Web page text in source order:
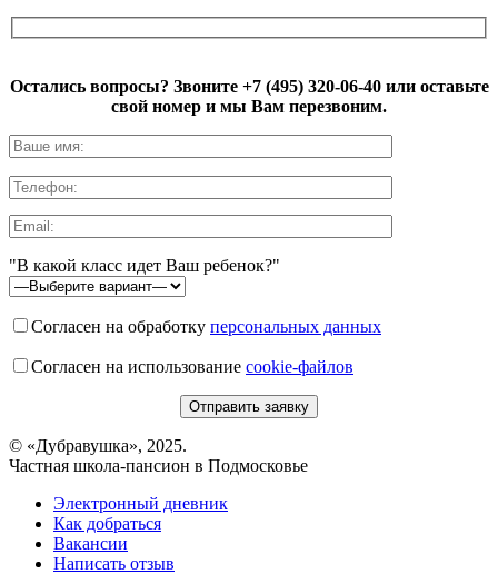
Остались вопросы? Звоните +7 (495) 320-06-40 или оставьте
свой номер и мы Вам перезвоним.
"В какой класс идет Ваш ребенок?"
Согласен на обработку персональных данных
Согласен на использование cookie-файлов
© «Дубравушка», 2025.
Частная школа-пансион в Подмосковье
Электронный дневник
Как добраться
Вакансии
Написать отзыв